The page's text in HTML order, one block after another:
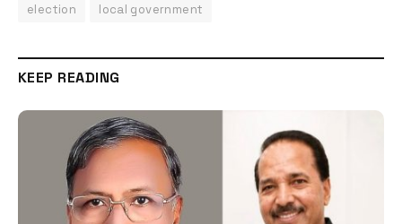
election local government
KEEP READING